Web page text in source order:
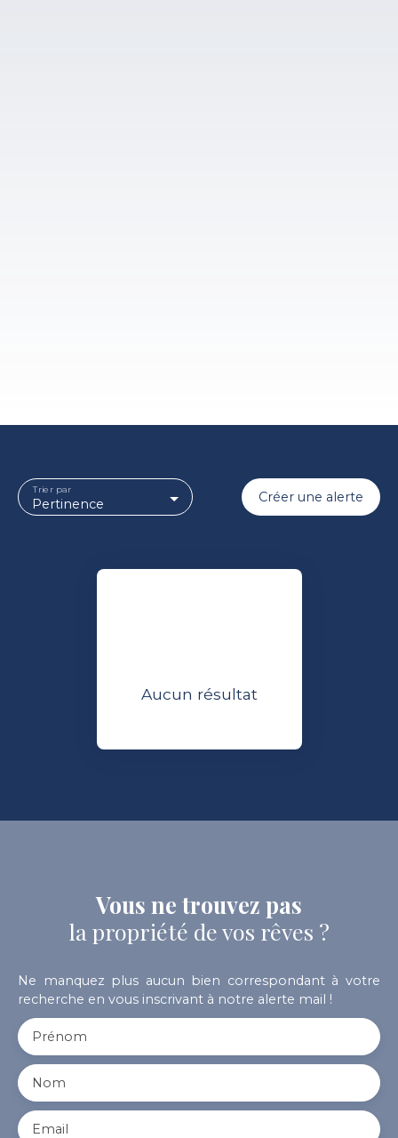
Pertinence
Trier par Créer une alerte
Aucun résultat
Vous ne trouvez pas
la propriété de vos rêves ?
Ne manquez plus aucun bien correspondant à votre
recherche en vous inscrivant à notre alerte mail !
Prénom
Nom
Email